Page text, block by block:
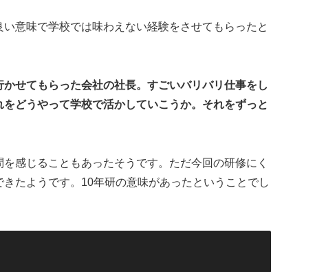
い意味で学校では味わえない経験をさせてもらったと
かせてもらった会社の社長。すごいバリバリ仕事をし
どうやって学校で活かしていこうか。それをずっと
感じることもあったそうです。ただ今回の研修にく
たようです。10年研の意味があったということでし